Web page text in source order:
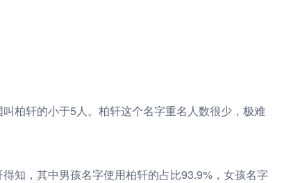
柏轩的小于5人。柏轩这个名字重名人数很少，极难
知，其中男孩名字使用柏轩的占比93.9%，女孩名字